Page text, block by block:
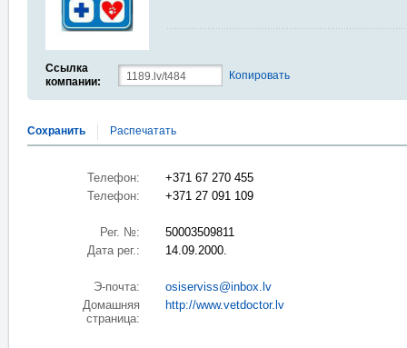
Ссылка
компании:
Копировать
Сохранить Распечатать
Телефон:
+371 67 270 455
Телефон:
+371 27 091 109
Рег. №:
50003509811
Дата рег.:
14.09.2000.
Э-почта:
osiserviss@inbox.lv
Домашняя
страница:
http://www.vetdoctor.lv